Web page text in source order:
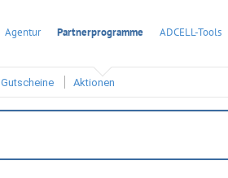
Agentur Partnerprogramme ADCELL-Tools
Gutscheine Aktionen